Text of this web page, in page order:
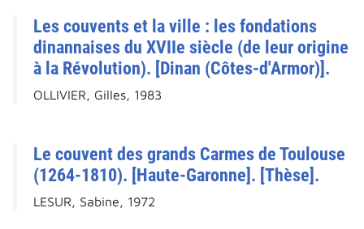
Les couvents et la ville : les fondations
dinannaises du XVIIe siècle (de leur origine
à la Révolution). [Dinan (Côtes-d'Armor)].
OLLIVIER, Gilles, 1983
Le couvent des grands Carmes de Toulouse
(1264-1810). [Haute-Garonne]. [Thèse].
LESUR, Sabine, 1972